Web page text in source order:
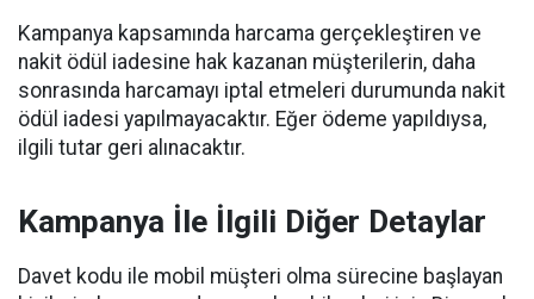
Kampanya kapsamında harcama gerçekleştiren ve
nakit ödül iadesine hak kazanan müşterilerin, daha
sonrasında harcamayı iptal etmeleri durumunda nakit
ödül iadesi yapılmayacaktır. Eğer ödeme yapıldıysa,
ilgili tutar geri alınacaktır.
Kampanya İle İlgili Diğer Detaylar
Davet kodu ile mobil müşteri olma sürecine başlayan